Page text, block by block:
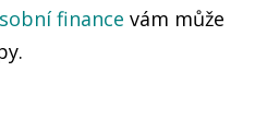
finance vám může